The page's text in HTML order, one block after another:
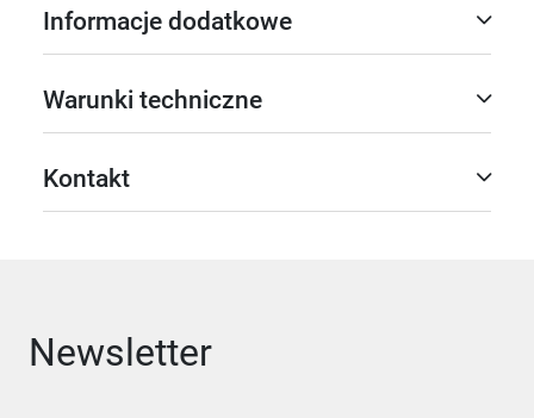
Informacje dodatkowe
Warunki techniczne
Kontakt
Newsletter